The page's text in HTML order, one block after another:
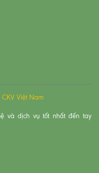
Việt Nam
và dịch vụ tốt nhất đến tay